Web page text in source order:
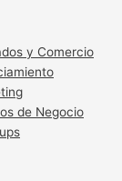
y Comercio
de Negocio